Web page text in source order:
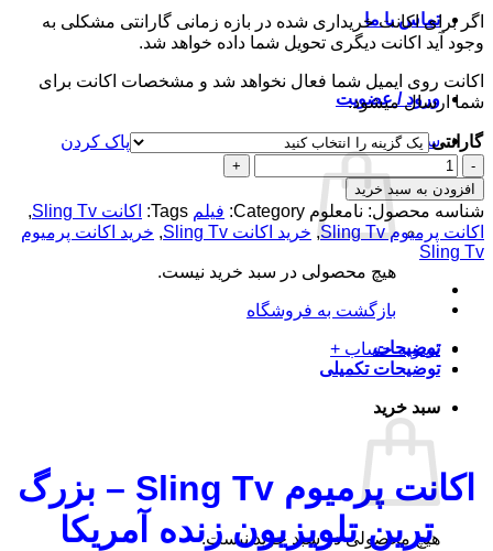
تماس با ما
ورود / عضویت
سبد خرید / تومان 0
هیچ محصولی در سبد خرید نیست.
بازگشت به فروشگاه
تسویه حساب +
سبد خرید
هیچ محصولی در سبد خرید نیست.
تومان120,000
اگر برای اکانت خریداری شده در بازه زمانی گارانتی مشکلی به
وجود آید اکانت دیگری تحویل شما داده خواهد شد.
اکانت روی ایمیل شما فعال نخواهد شد و مشخصات اکانت برای
شما ارسال میشود.
گارانتی
پاک کردن
اکانت
پرمیوم
Sling
Tv
عدد
افزودن به سبد خرید
شناسه محصول: نامعلوم Category: فیلم Tags: اکانت Sling Tv
,
اکانت پرمیوم Sling Tv
, خرید اکانت Sling Tv , خرید اکانت پرمیوم
Sling Tv
توضیحات
توضیحات تکمیلی
اکانت پرمیوم Sling Tv – بزرگ
ترین تلویزیون زنده آمریکا